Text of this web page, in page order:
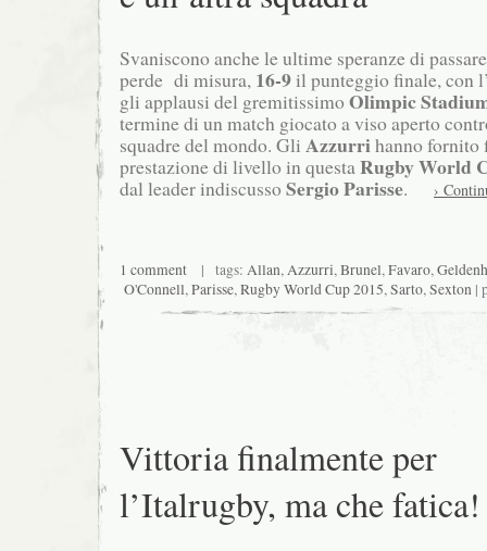
Svaniscono anche le ultime speranze di
perde di misura, 16-9 il punteggio finale, con
gli applausi del gremitissimo Olimpic
termine di un match giocato a viso aperto
squadre del mondo. Gli Azzurrihanno fornito
prestazione di livello in questa Rugby World
dal leader indiscusso Sergio Parisse. ›
1 comment | tags: Allan,Azzurri,Brunel,Favaro,
O'Connell,Parisse,Rugby World Cup 2015,Sarto,Sexton|
Vittoria finalmente per
l’Italrugby, ma che fatica!